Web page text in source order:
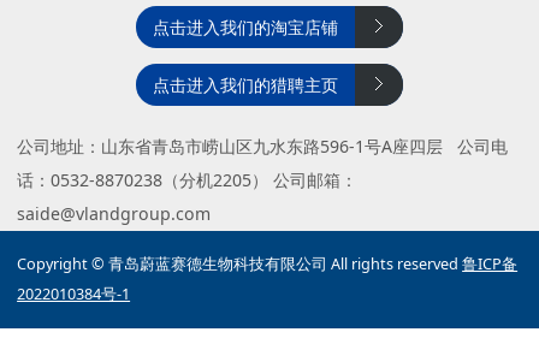
点击进入我们的淘宝店铺
点击进入我们的猎聘主页
公司地址：山东省青岛市崂山区九水东路596-1号A座四层 公司电
话：0532-8870238（分机2205） 公司邮箱：
saide@vlandgroup.com
Copyright © 青岛蔚蓝赛德生物科技有限公司 All rights reserved鲁ICP备
2022010384号-1